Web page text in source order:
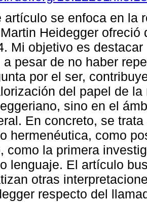
artículo se enfoca en la
Heidegger
Mi objetivo es
a pesar de no haber
por el ser,
del papel de
sino en el
En concreto, se
hermenéutica, como
como la primera
lenguaje. El artículo
otras
respecto del